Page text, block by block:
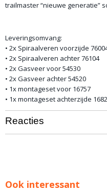
trailmaster “nieuwe generatie”
Leveringsomvang:
• 2x Spiraalveren voorzijde
• 2x Spiraalveren achter 76104
• 2x Gasveer voor 54530
• 2x Gasveer achter 54520
• 1x montageset voor 16757
• 1x montageset achterzijde
Reacties
Ook interessant